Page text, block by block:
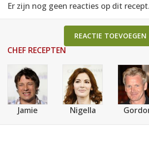
Er zijn nog geen reacties op dit
REACTIE TOEVOEGEN
CHEF RECEPTEN
Jamie Nigella